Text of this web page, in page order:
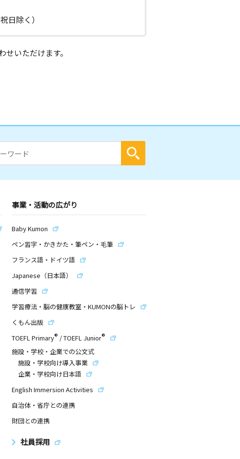
日除く）
いただけます。
事業・活動の広がり
Baby Kumon
ペン習字・かきかた・筆ペン・毛筆
フランス語・ドイツ語
Japanese（日本語）
通信学習
学習療法・脳の健康教室・KUMONの脳トレ
くもん出版
TOEFL Primary® /TOEFL Junior®
施設・学校・企業での公文式
施設・学校向け導入事業
企業・学校向け日本語
English Immersion Activities
自治体・省庁との連携
財団との連携
社員採用